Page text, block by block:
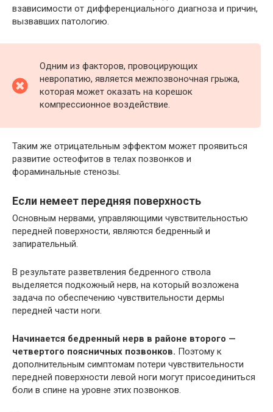
взависимости от дифференциального диагноза и причин,
вызвавших патологию.
Одним из факторов, провоцирующих
невропатию, является межпозвоночная грыжа,
которая может оказать на корешок
компрессионное воздействие.
Таким же отрицательным эффектом может проявиться
развитие остеофитов в телах позвонков и
фораминальные стенозы.
Если немеет передняя поверхность
Основным нервами, управляющими чувствительностью
передней поверхности, являются бедренный и
запирательный.
В результате разветвления бедренного ствола
выделяется подкожный нерв, на который возложена
задача по обеспечению чувствительности дермы
передней части ноги.
Начинается бедренный нерв в районе второго —
четвертого поясничных позвонков. Поэтому к
дополнительным симптомам потери чувствительности
передней поверхности левой ноги могут присоединиться
боли в спине на уровне этих позвонков.